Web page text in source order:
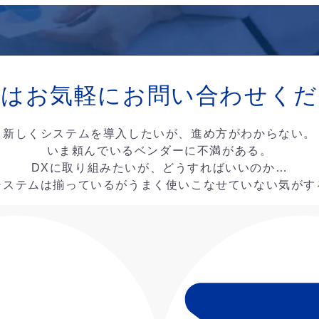
お気軽に お問い合わせく
新しくシステムを導入したいが、進め方がわからない。
いま頼んでいるベンダーに不満がある。
DXに取り組みたいが、どうすればいいのか…
ステムは揃っているがうまく使いこなせていない気がす